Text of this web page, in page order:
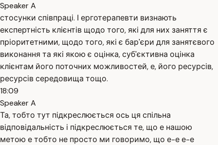
Speaker A
стосунки співпраці. І ерготерапевти визнають
експертність клієнтів щодо того, які для них заняття є
пріоритетними, щодо того, які є бар'єри для занятєвого
виконання та які якою є оцінка, суб'єктивна оцінка
клієнтам його поточних можливостей, е, його ресурсів,
ресурсів середовища тощо.
18:09
Speaker A
Та, тобто тут підкреслюється ось ця спільна
відповідальність і підкреслюється те, що е нашою
метою е тобто не просто ми говоримо, що е-е е-е